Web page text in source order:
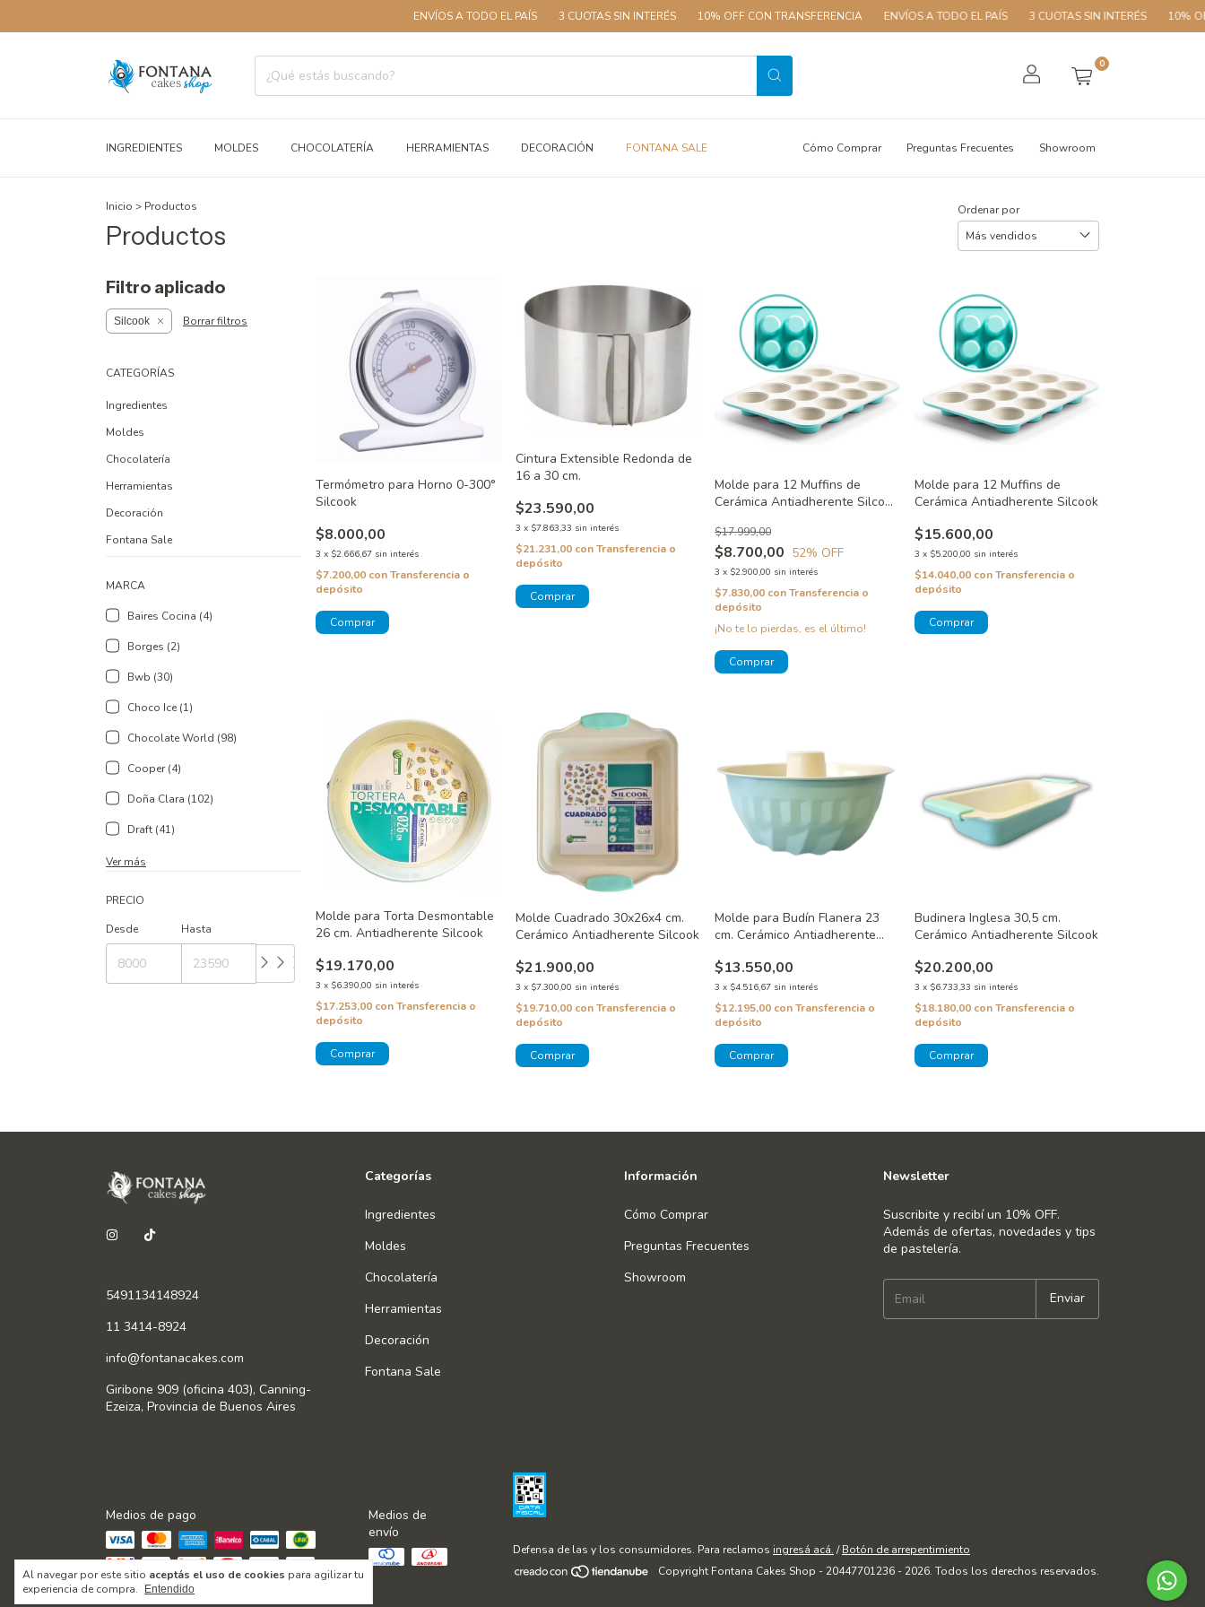
ENVÍOS A TODO EL PAÍS 3 CUOTAS SIN INTERÉS 10% OFF CON TRANSFERENCIA ENVÍOS A TODO EL PAÍS 3 CUOTAS SIN INTERÉS 10% OFF CON
0
INGREDIENTES MOLDES CHOCOLATERÍA HERRAMIENTAS DECORACIÓN FONTANA SALE Cómo Comprar Preguntas Frecuentes Showroom
Al navegar por este sitio aceptás el uso de cookies para agilizar tu
experiencia de compra.
Entendido
Inicio > Productos
Productos
Ordenar por
Filtro aplicado
Silcook Borrar filtros
CATEGORÍAS
Ingredientes
Moldes
Chocolatería
Herramientas
Decoración
Fontana Sale
MARCA
Baires Cocina (4)
Borges (2)
Bwb (30)
Choco Ice (1)
Chocolate World (98)
Cooper (4)
Doña Clara (102)
Draft (41)
Ver más
PRECIO
Desde
Hasta
Termómetro para Horno 0-300°
Silcook
$8.000,00
3 x $2.666,67 sin interés
$7.200,00 con Transferencia o
depósito
Cintura Extensible Redonda de
16 a 30 cm.
$23.590,00
3 x $7.863,33 sin interés
$21.231,00 con Transferencia o
depósito
Molde para 12 Muffins de
Cerámica Antiadherente Silcook
$8.700,00
$17.999,00
52% OFF
3 x $2.900,00 sin interés
$7.830,00 conTransferencia o
depósito
¡No te lo pierdas, es el último!
Molde para 12 Muffins de
Cerámica Antiadherente Silcook
$15.600,00
3 x $5.200,00 sin interés
$14.040,00 con Transferencia o
depósito
Molde para Torta Desmontable
26 cm. Antiadherente Silcook
$19.170,00
3 x $6.390,00 sin interés
$17.253,00 con Transferencia o
depósito
Molde Cuadrado 30x26x4 cm.
Cerámico Antiadherente Silcook
$21.900,00
3 x $7.300,00 sin interés
$19.710,00 con Transferencia o
depósito
Molde para Budín Flanera 23
cm. Cerámico Antiadherente
$13.550,00
3 x $4.516,67 sin interés
$12.195,00 conTransferencia o
depósito
Budinera Inglesa 30,5 cm.
Cerámico Antiadherente Silcook
$20.200,00
3 x $6.733,33 sin interés
$18.180,00 con Transferencia o
depósito
5491134148924
11 3414-8924
info@fontanacakes.com
Giribone 909 (oficina 403), Canning-
Ezeiza, Provincia de Buenos Aires
Categorías
Ingredientes
Moldes
Chocolatería
Herramientas
Decoración
Fontana Sale
Información
Cómo Comprar
Preguntas Frecuentes
Showroom
Newsletter
Suscribite y recibí un 10% OFF.
Además de ofertas, novedades y tips
de pastelería.
Medios de pago
Medios de
envío
Defensa de las y los consumidores. Para reclamos ingresá acá. / Botón de arrepentimiento
Copyright Fontana Cakes Shop - 20447701236 - 2026. Todos los derechos reservados.